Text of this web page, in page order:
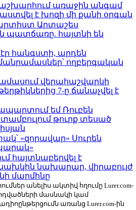
առաջին անգամ
է խոզի մի քանի օրգան
Արտաշես
պատճառը. հայտնի են
էր հանգստի, արդեն
ողբերգական
վերահաշվարկի
7-ը ճանաչվել է
եմ Ռուբեն
թուրք տեսած
«զորավար» Սուրեն
հայտնաբերվել է
նախարար, վիրաբույժ
մարմինը
անելիս ակտիվ հղումը Lurer.com-
մասնակի կամ
առանց Lurer.com-ին